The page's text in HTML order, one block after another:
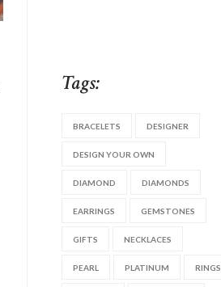
Tags:
BRACELETS DESIGNER
DESIGN YOUR OWN
DIAMOND DIAMONDS
EARRINGS GEMSTONES
GIFTS NECKLACES
PEARL PLATINUM RINGS